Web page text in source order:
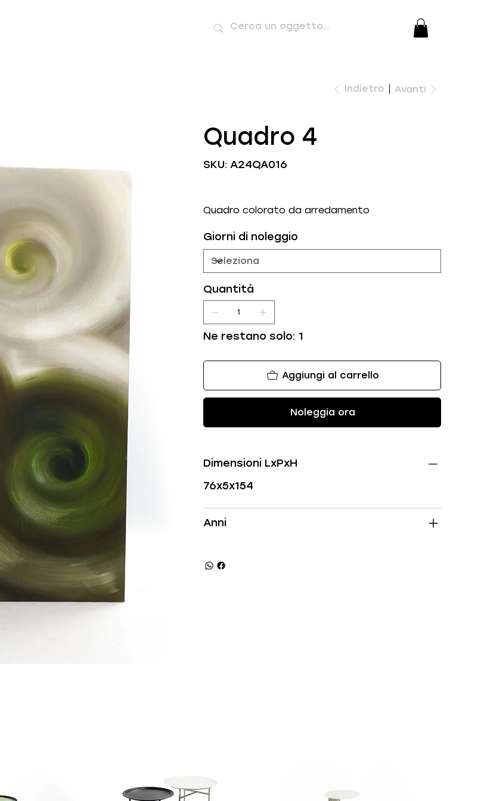
Indietro Avanti
Quadro 4
SKU:
SKU
A24QA016
A24QA016
Quadro colorato da arredamento
Giorni di noleggio
Quantità
Ne restano solo: 1
Aggiungi al carrello
Noleggia ora
Dimensioni LxPxH
76x5x154
Anni